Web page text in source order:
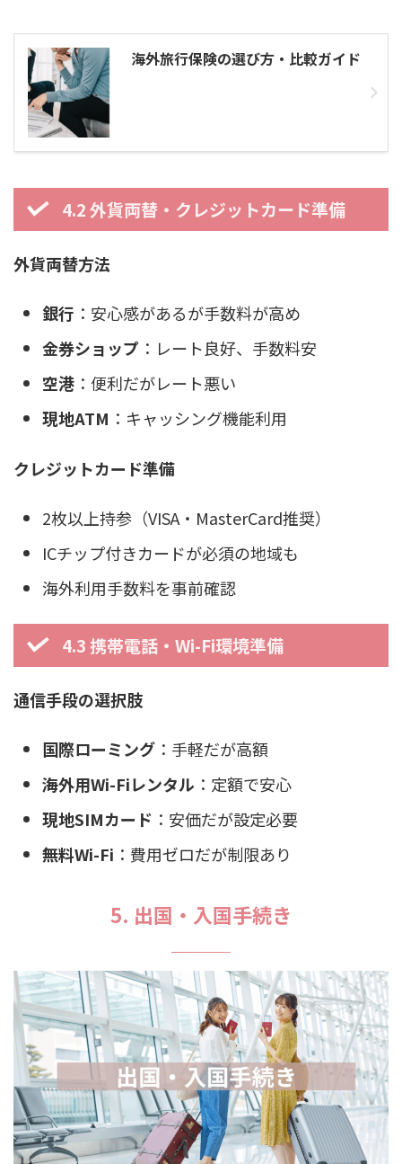
海外旅行保険の選び方・比較ガイド
4.2 外貨両替・クレジットカード準備
外貨両替方法
銀行 ：安心感があるが手数料が高め
金券ショップ ：レート良好、手数料安
空港 ：便利だがレート悪い
現地ATM ：キャッシング機能利用
クレジットカード準備
2枚以上持参（VISA・MasterCard推奨）
ICチップ付きカードが必須の地域も
海外利用手数料を事前確認
4.3 携帯電話・Wi-Fi環境準備
通信手段の選択肢
国際ローミング ：手軽だが高額
海外用Wi-Fiレンタル ：定額で安心
現地SIMカード ：安価だが設定必要
無料Wi-Fi ：費用ゼロだが制限あり
5. 出国・入国手続き